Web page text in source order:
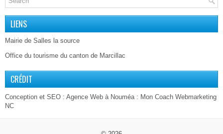
LIENS
Mairie de Salles la source
Office du tourisme du canton de Marcillac
CRÉDIT
Conception et SEO : Agence Web à Nouméa : Mon Coach Webmarketing
NC